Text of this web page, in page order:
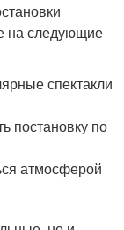
на следующие
спектакли
постановку по
атмосферой